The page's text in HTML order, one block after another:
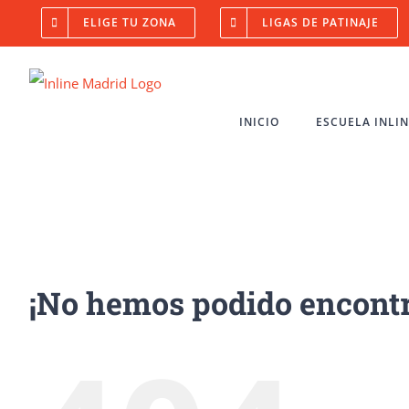
al
contenido
ELIGE TU ZONA LIGAS DE PATINAJE
INICIO ESCUELA
¡No hemos podido